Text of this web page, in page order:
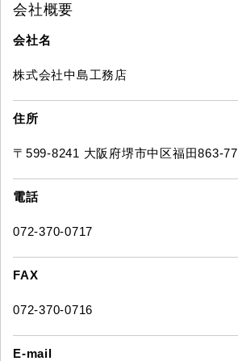
会社概要
会社名
株式会社中島工務店
住所
〒599-8241 大阪府堺市中区福田863-77
電話
072-370-0717
FAX
072-370-0716
E-mail